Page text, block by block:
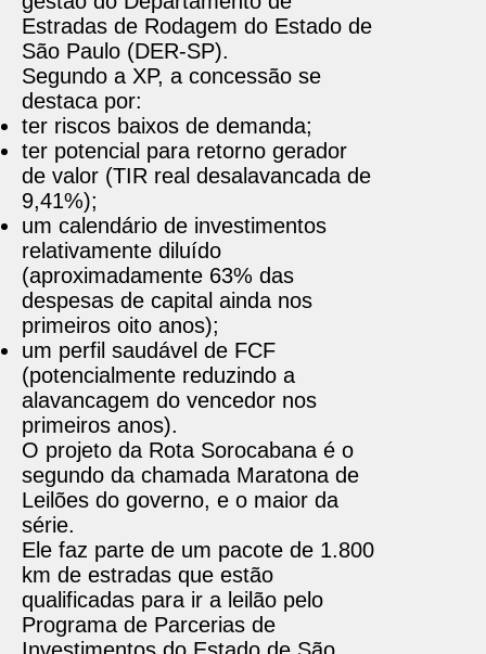
Estradas de Rodagem do Estado de
São Paulo (DER-SP).
Segundo a XP, a concessão se
destaca por:
ter riscos baixos de demanda;
ter potencial para retorno gerador
de valor (TIR real desalavancada de
9,41%);
um calendário de investimentos
relativamente diluído
(aproximadamente 63% das
despesas de capital ainda nos
primeiros oito anos);
um perfil saudável de FCF
(potencialmente reduzindo a
alavancagem do vencedor nos
primeiros anos).
O projeto da Rota Sorocabana é o
segundo da chamada Maratona de
Leilões do governo, e o maior da
série.
Ele faz parte de um pacote de 1.800
km de estradas que estão
qualificadas para ir a leilão pelo
Programa de Parcerias de